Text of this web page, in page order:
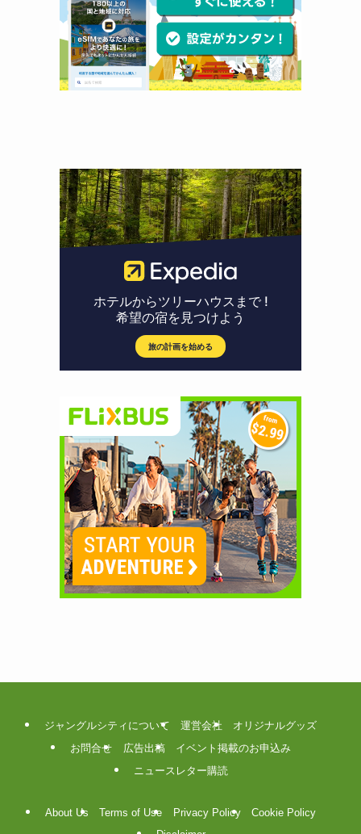
ジャングルシティについて 運営会社
オリジナルグッズ
お問合せ
広告出稿
イベント掲載のお申込み
ニュースレター購読
About Us Terms of Use Privacy Policy
Cookie Policy